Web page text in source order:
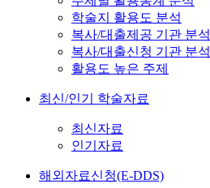
학술지 활용도 분석
복사/대출제공 기관 분석
복사/대출신청 기관 분석
활용도 높은 주제
최신/인기 학술자료
최신자료
인기자료
해외자료신청(E-DDS)